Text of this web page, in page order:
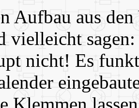
Aufbau aus
vielleicht
nicht! Es
Klemmen